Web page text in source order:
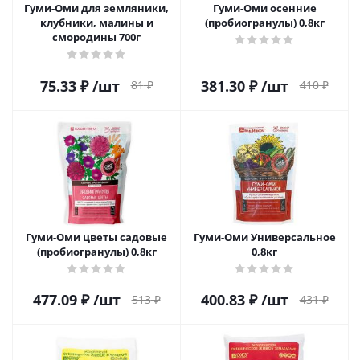
Гуми-Оми для земляники,
клубники, малины и
смородины 700г
75.33₽ /шт 81₽
Гуми-Оми осенние
(пробиогранулы) 0,8кг
381.30₽ /шт 410₽
Гуми-Оми цветы садовые
(пробиогранулы) 0,8кг
477.09₽ /шт 513₽
Гуми-Оми Универсальное
0,8кг
400.83₽ /шт 431₽